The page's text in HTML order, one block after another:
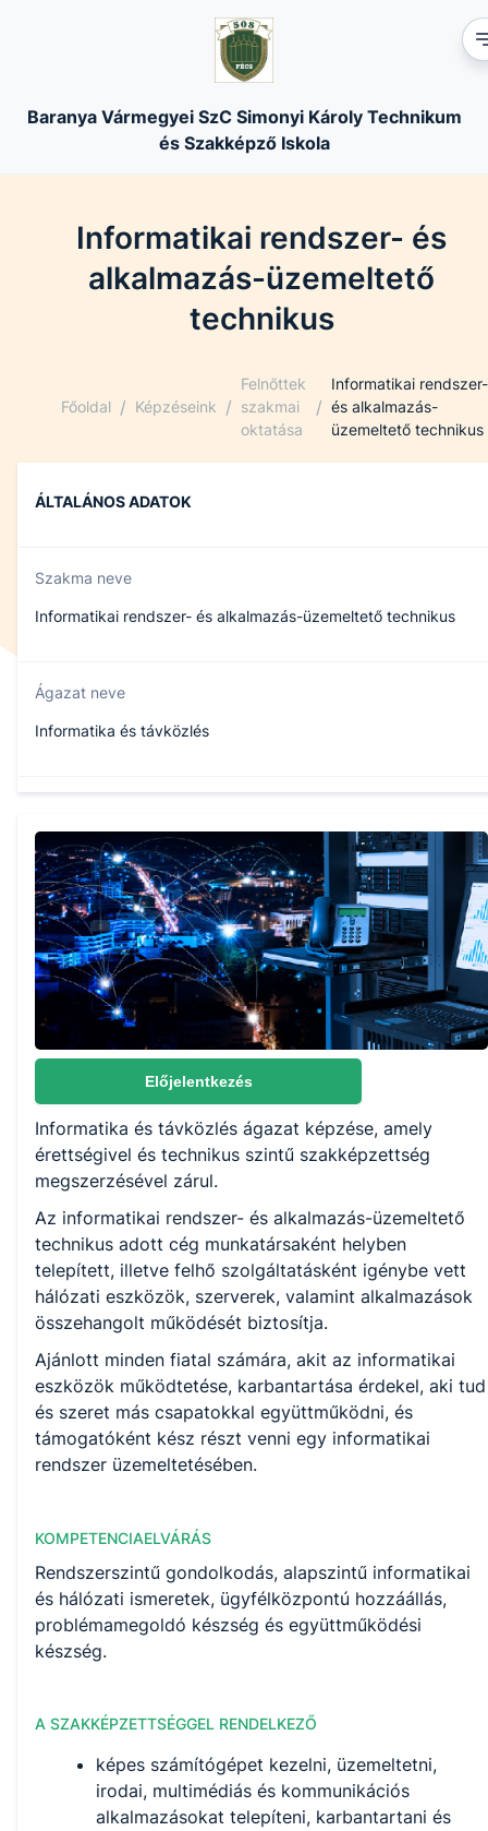
Baranya Vármegyei SzC Simonyi Károly Technikum
és Szakképző Iskola
Informatikai rendszer- és
alkalmazás-üzemeltető
technikus
Főoldal / Képzéseink /
Felnőttek
szakmai
oktatása
/
Informatikai rendszer-
és alkalmazás-
üzemeltető technikus
ÁLTALÁNOS ADATOK
Szakma neve
Informatikai rendszer- és alkalmazás-üzemeltető technikus
Ágazat neve
Informatika és távközlés
506121202
Képzés időtartama
5 év
Választható szakmairányok:
Nem válaszható
KKK/PTT
KKK letöltése (pdf)
Okleveles technikusképzés
Nem
Előjelentkezés
Informatika és távközlés ágazat képzése, amely
érettségivel és technikus szintű szakképzettség
megszerzésével zárul.
Az informatikai rendszer- és alkalmazás-üzemeltető
technikus adott cég munkatársaként helyben
telepített, illetve felhő szolgáltatásként igénybe vett
hálózati eszközök, szerverek, valamint alkalmazások
összehangolt működését biztosítja.
Ajánlott minden fiatal számára, akit az informatikai
eszközök működtetése, karbantartása érdekel, aki tud
és szeret más csapatokkal együttműködni, és
támogatóként kész részt venni egy informatikai
rendszer üzemeltetésében.
KOMPETENCIAELVÁRÁS
Rendszerszintű gondolkodás, alapszintű informatikai
és hálózati ismeretek, ügyfélközpontú hozzáállás,
problémamegoldó készség és együttműködési
készség.
A SZAKKÉPZETTSÉGGEL RENDELKEZŐ
képes számítógépet kezelni, üzemeltetni,
irodai, multimédiás és kommunikációs
alkalmazásokat telepíteni, karbantartani és